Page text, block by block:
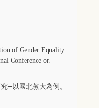
of Gender Equality
Conference on
─以國北教大為例。